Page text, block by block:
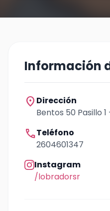
Información
location_on Dirección
Bentos 50 Pasillo
callTeléfono
2604601347
Instagram
/lobradorsr